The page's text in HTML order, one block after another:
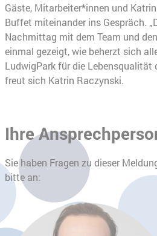
Gäste, Mitarbeiter*innen und
Buffet miteinander ins Gespräch.
Nachmittag mit dem Team und
einmal gezeigt, wie beherzt sich
LudwigPark für die Lebensqualität
freut sich Katrin Raczynski.
Ihre
Sie haben Fragen zu dieser
bitte an: